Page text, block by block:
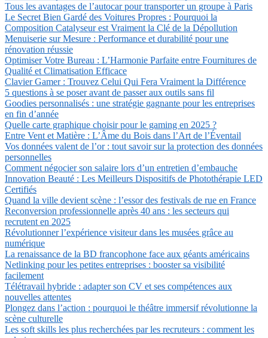
Tous les avantages de l’autocar pour transporter un groupe à Paris
Le Secret Bien Gardé des Voitures Propres : Pourquoi la
Composition Catalyseur est Vraiment la Clé de la Dépollution
Menuiserie sur Mesure : Performance et durabilité pour une
rénovation réussie
Optimiser Votre Bureau : L’Harmonie Parfaite entre Fournitures de
Qualité et Climatisation Efficace
Clavier Gamer : Trouvez Celui Qui Fera Vraiment la Différence
5 questions à se poser avant de passer aux outils sans fil
Goodies personnalisés : une stratégie gagnante pour les entreprises
en fin d’année
Quelle carte graphique choisir pour le gaming en 2025 ?
Entre Vent et Matière : L’Âme du Bois dans l’Art de l’Éventail
Vos données valent de l’or : tout savoir sur la protection des données
personnelles
Comment négocier son salaire lors d’un entretien d’embauche
Innovation Beauté : Les Meilleurs Dispositifs de Photothérapie LED
Certifiés
Quand la ville devient scène : l’essor des festivals de rue en France
Reconversion professionnelle après 40 ans : les secteurs qui
recrutent en 2025
Révolutionner l’expérience visiteur dans les musées grâce au
numérique
La renaissance de la BD francophone face aux géants américains
Netlinking pour les petites entreprises : booster sa visibilité
facilement
Télétravail hybride : adapter son CV et ses compétences aux
nouvelles attentes
Plongez dans l’action : pourquoi le théâtre immersif révolutionne la
scène culturelle
Les soft skills les plus recherchées par les recruteurs : comment les